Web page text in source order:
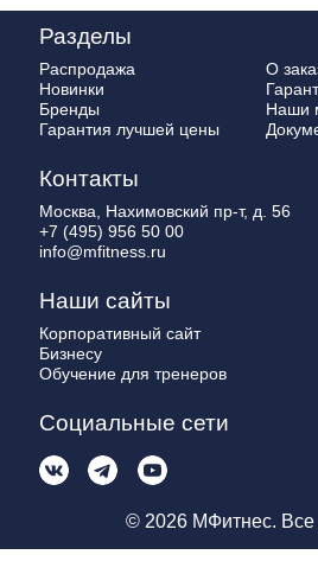
Разделы
Распродажа
Новинки
Бренды
Гарантия лучшей цены
О
Наши
Контакты
Москва, Нахимовский пр-т, д. 56
+7 (495) 956 50 00
info@mfitness.ru
Наши сайты
Корпоративный сайт
Бизнесу
Обучение для тренеров
Социальные сети
© 2026 МФитнес.